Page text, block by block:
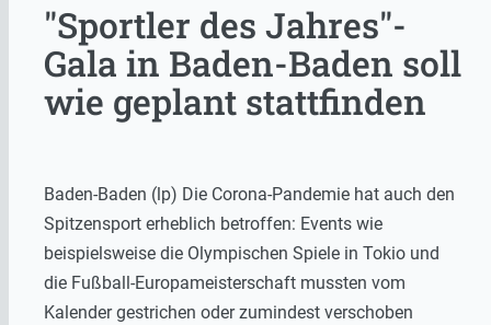
"Sportler des Jahres"-
Gala in Baden-Baden soll
wie geplant stattfinden
Baden-Baden (lp) Die Corona-Pandemie hat auch den
Spitzensport erheblich betroffen: Events wie
beispielsweise die Olympischen Spiele in Tokio und
die Fußball-Europameisterschaft mussten vom
Kalender gestrichen oder zumindest verschoben